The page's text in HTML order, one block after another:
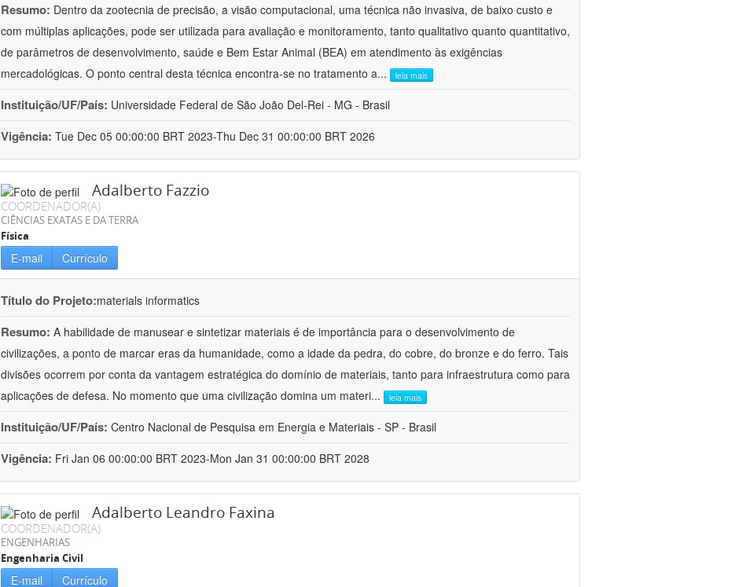
Resumo: Dentro da zootecnia de precisão, a visão computacional, uma técnica não invasiva, de baixo custo e
com múltiplas aplicações, pode ser utilizada para avaliação e monitoramento, tanto qualitativo quanto quantitativo,
de parâmetros de desenvolvimento, saúde e Bem Estar Animal (BEA) em atendimento às exigências
mercadológicas. O ponto central desta técnica encontra-se no tratamento a... leia mais
Instituição/UF/País: Universidade Federal de São João Del-Rei - MG - Brasil
Vigência: Tue Dec 05 00:00:00 BRT 2023-Thu Dec 31 00:00:00 BRT 2026
Adalberto Fazzio
COORDENADOR(A)
CIÊNCIAS EXATAS E DA TERRA
Física
E-mail Currículo
Título do Projeto:materials informatics
Resumo: A habilidade de manusear e sintetizar materiais é de importância para o desenvolvimento de
civilizações, a ponto de marcar eras da humanidade, como a idade da pedra, do cobre, do bronze e do ferro. Tais
divisões ocorrem por conta da vantagem estratégica do domínio de materiais, tanto para infraestrutura como para
aplicações de defesa. No momento que uma civilização domina um materi... leia mais
Instituição/UF/País: Centro Nacional de Pesquisa em Energia e Materiais - SP - Brasil
Vigência: Fri Jan 06 00:00:00 BRT 2023-Mon Jan 31 00:00:00 BRT 2028
Adalberto Leandro Faxina
COORDENADOR(A)
ENGENHARIAS
Engenharia Civil
E-mail Currículo